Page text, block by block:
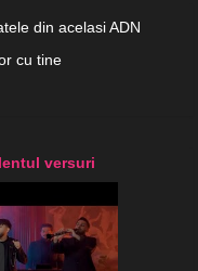
din acelasi ADN
cu tine
versuri